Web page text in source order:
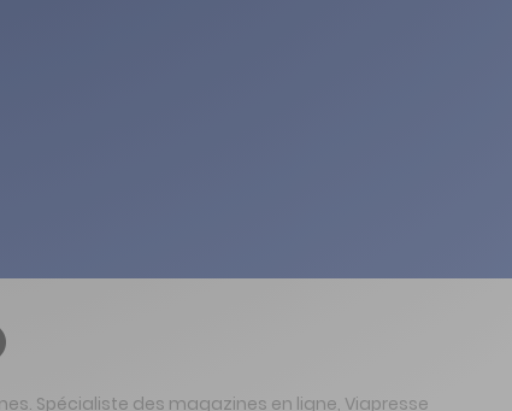
Spécialiste des magazines en ligne, Viapresse